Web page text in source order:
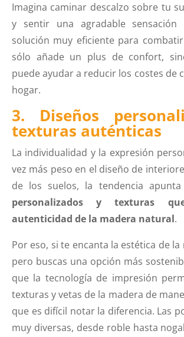
Imagina caminar descalzo sobre tu
y sentir una agradable
solución muy eficiente para
sólo añade un plus de confort,
puede ayudar a reducir los costes de
hogar.
3. Diseños
texturas auténticas
La individualidad y la expresión
vez más peso en el diseño de
de los suelos, la tendencia apunta
personalizados y texturas
autenticidad de la madera natural.
Por eso, si te encanta la estética de
pero buscas una opción más
que la tecnología de impresión
texturas y vetas de la madera de
que es difícil notar la diferencia. Las
muy diversas, desde roble hasta